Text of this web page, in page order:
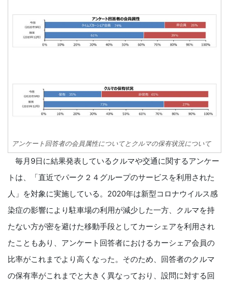
アンケート回答者の会員属性についてとクルマの保有状況について
毎月9日に結果発表しているクルマや交通に関するアンケー
トは、「直近でパーク２４グループのサービスを利用された
人」を対象に実施している。2020年は新型コロナウイルス感
染症の影響により駐車場の利用が減少した一方、クルマを持
たない方が密を避けた移動手段としてカーシェアを利用され
たこともあり、アンケート回答者におけるカーシェア会員の
比率がこれまでより高くなった。そのため、回答者のクルマ
の保有率がこれまでと大きく異なっており、設問に対する回